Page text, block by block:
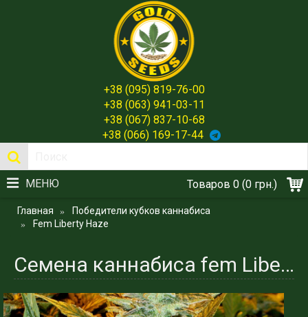
+38 (095) 819-76-00
+38 (063) 941-03-11
+38 (067) 837-10-68
+38 (066) 169-17-44
Товаров 0 (0 грн.)
МЕНЮ
Главная
Победители кубков каннабиса
Fem Liberty Haze
Семена каннабиса fem Liberty Haze - Легенда Кубков и Кофешопов из Испании